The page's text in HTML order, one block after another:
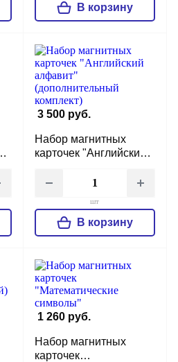
В корзину
3 500 руб.
Набор магнитных
карточек "Английский
(дополнительный
В корзину
шт
1 260 руб.
Набор магнитных
карточек